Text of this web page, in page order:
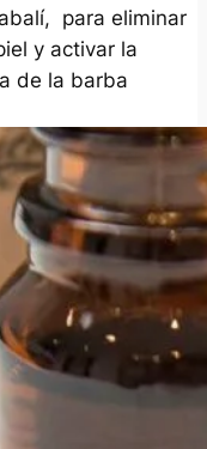
para eliminar
y activar la
de la barba